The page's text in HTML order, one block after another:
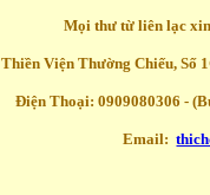
Mọi thư từ liên lạc
Thiền Viện Thường Chiếu, Số
Điện Thoại: 0909080306 -
Email: